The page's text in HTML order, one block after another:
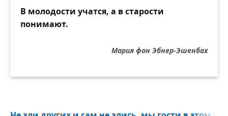
В молодости учатся, а в старости
понимают.
Мария фон Эбнер-Эшенбах